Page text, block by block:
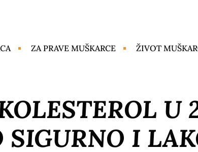
ZA PRAVE MUŠKARCE ŽIVOT
U
SIGURNO I